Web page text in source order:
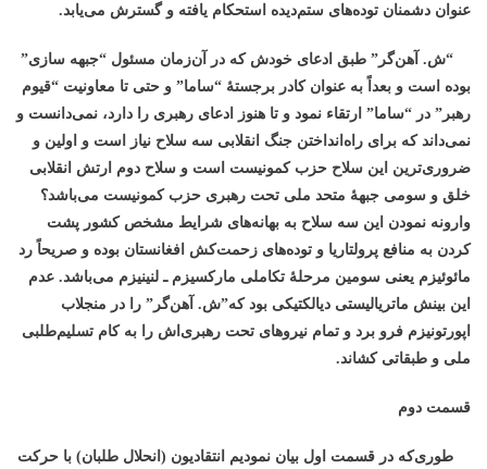
عنوان دشمنان توده‌های ستم‌دیده استحکام یافته و گسترش می‌یابد.
“ش. آهن‌گر” طبق ادعای خودش که در آن‌زمان مسئول “جبهه سازی”
بوده است و بعداً به عنوان کادر برجستۀ “ساما” و حتی تا معاونیت “قیوم
رهبر” در “ساما” ارتقاء نمود و تا هنوز ادعای رهبری را دارد، نمی‌دانست و
نمی‌داند که برای راه‌انداختن جنگ انقلابی سه سلاح نیاز است و اولین و
ضروری‌ترین این سلاح حزب کمونیست است و سلاح دوم ارتش انقلابی
خلق و سومی جبهۀ متحد ملی تحت رهبری حزب کمونیست می‌باشد؟
وارونه نمودن این سه سلاح به بهانه‌های شرایط مشخص کشور پشت
کردن به منافع پرولتاریا و توده‌های زحمت‌کش افغانستان بوده و صریحاً رد
مائوئیزم یعنی سومین مرحلۀ تکاملی مارکسیزم ـ لنینیزم می‌باشد. عدم
این بینش ماتریالیستی دیالکتیکی بود که”ش. آهن‌گر” را در منجلاب
اپورتونیزم فرو برد و تمام نیروهای تحت رهبری‌اش را به کام تسلیم‌طلبی
ملی و طبقاتی کشاند.
قسمت دوم
طوری‌که در قسمت اول بیان نمودیم انتقادیون (انحلال طلبان) با حرکت